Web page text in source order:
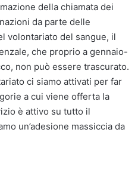
della chiamata dei
da parte delle
volontariato del sangue, il
che proprio a gennaio-
non può essere trascurato.
ci siamo attivati per far
a cui viene offerta la
è attivo su tutto il
un’adesione massiccia da